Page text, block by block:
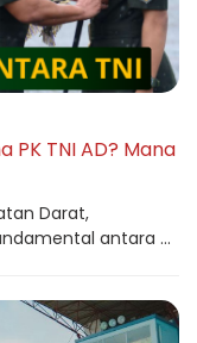
PK TNI AD? Mana
Darat,
antara ...